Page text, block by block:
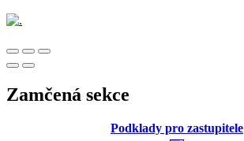
Zamčená sekce
Podklady pro zastupitele